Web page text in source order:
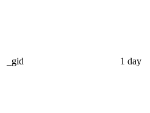
_gid 1 day